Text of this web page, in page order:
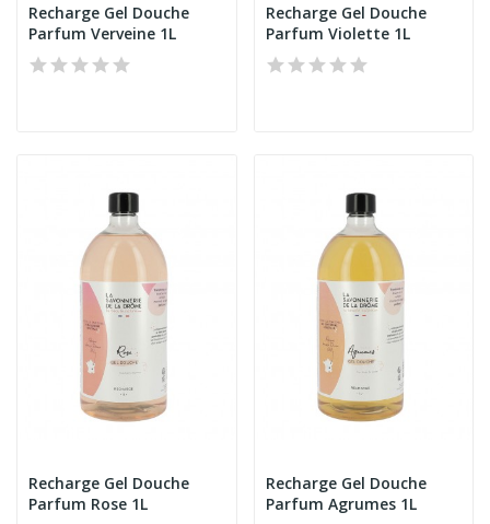
Recharge Gel Douche
Parfum Verveine 1L
Recharge Gel Douche
Parfum Violette 1L
Recharge Gel Douche
Parfum Rose 1L
Recharge Gel Douche
Parfum Agrumes 1L